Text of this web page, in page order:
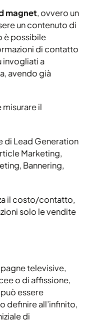
magnet, ovvero un
un contenuto di
è possibile
di contatto
invogliati a
avendo già
il
di Lead Generation
Marketing,
Bannering,
il costo/contatto,
solo le vendite
televisive,
o di affissione,
essere
definire all’infinito,
di